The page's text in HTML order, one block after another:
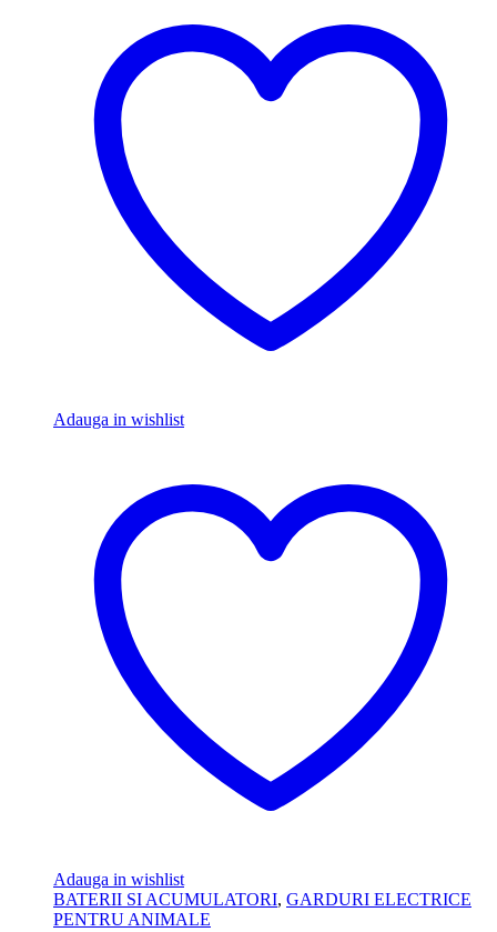
Adauga in wishlist
Adauga in wishlist
BATERII SI ACUMULATORI, GARDURI ELECTRICE
PENTRU ANIMALE